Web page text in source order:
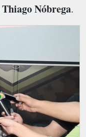
Thiago Nóbrega.